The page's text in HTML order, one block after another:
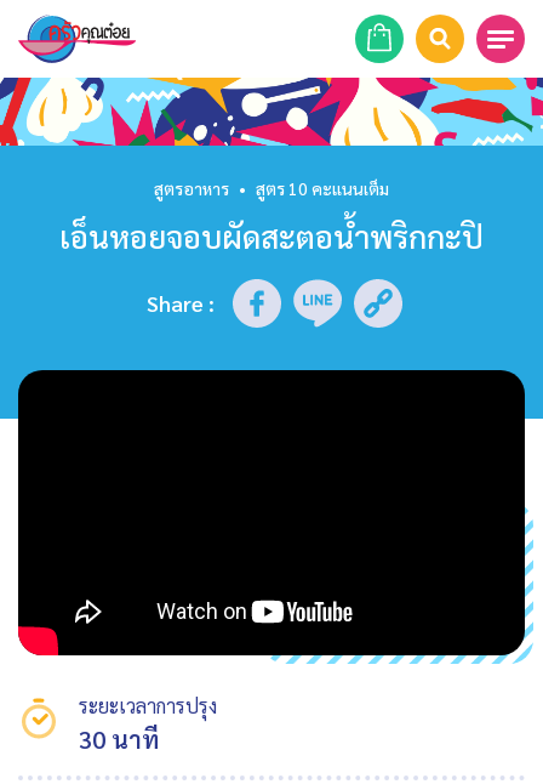
หน้าแรก
ร้านอาหาร
รายการย้อนหลัง
สูตรอาหาร • สูตร 10 คะแนนเต็ม
เอ็นหอยจอบผัดสะตอน้ำพริกกะปิ
Share :
ระยะเวลาการปรุง
30 นาที